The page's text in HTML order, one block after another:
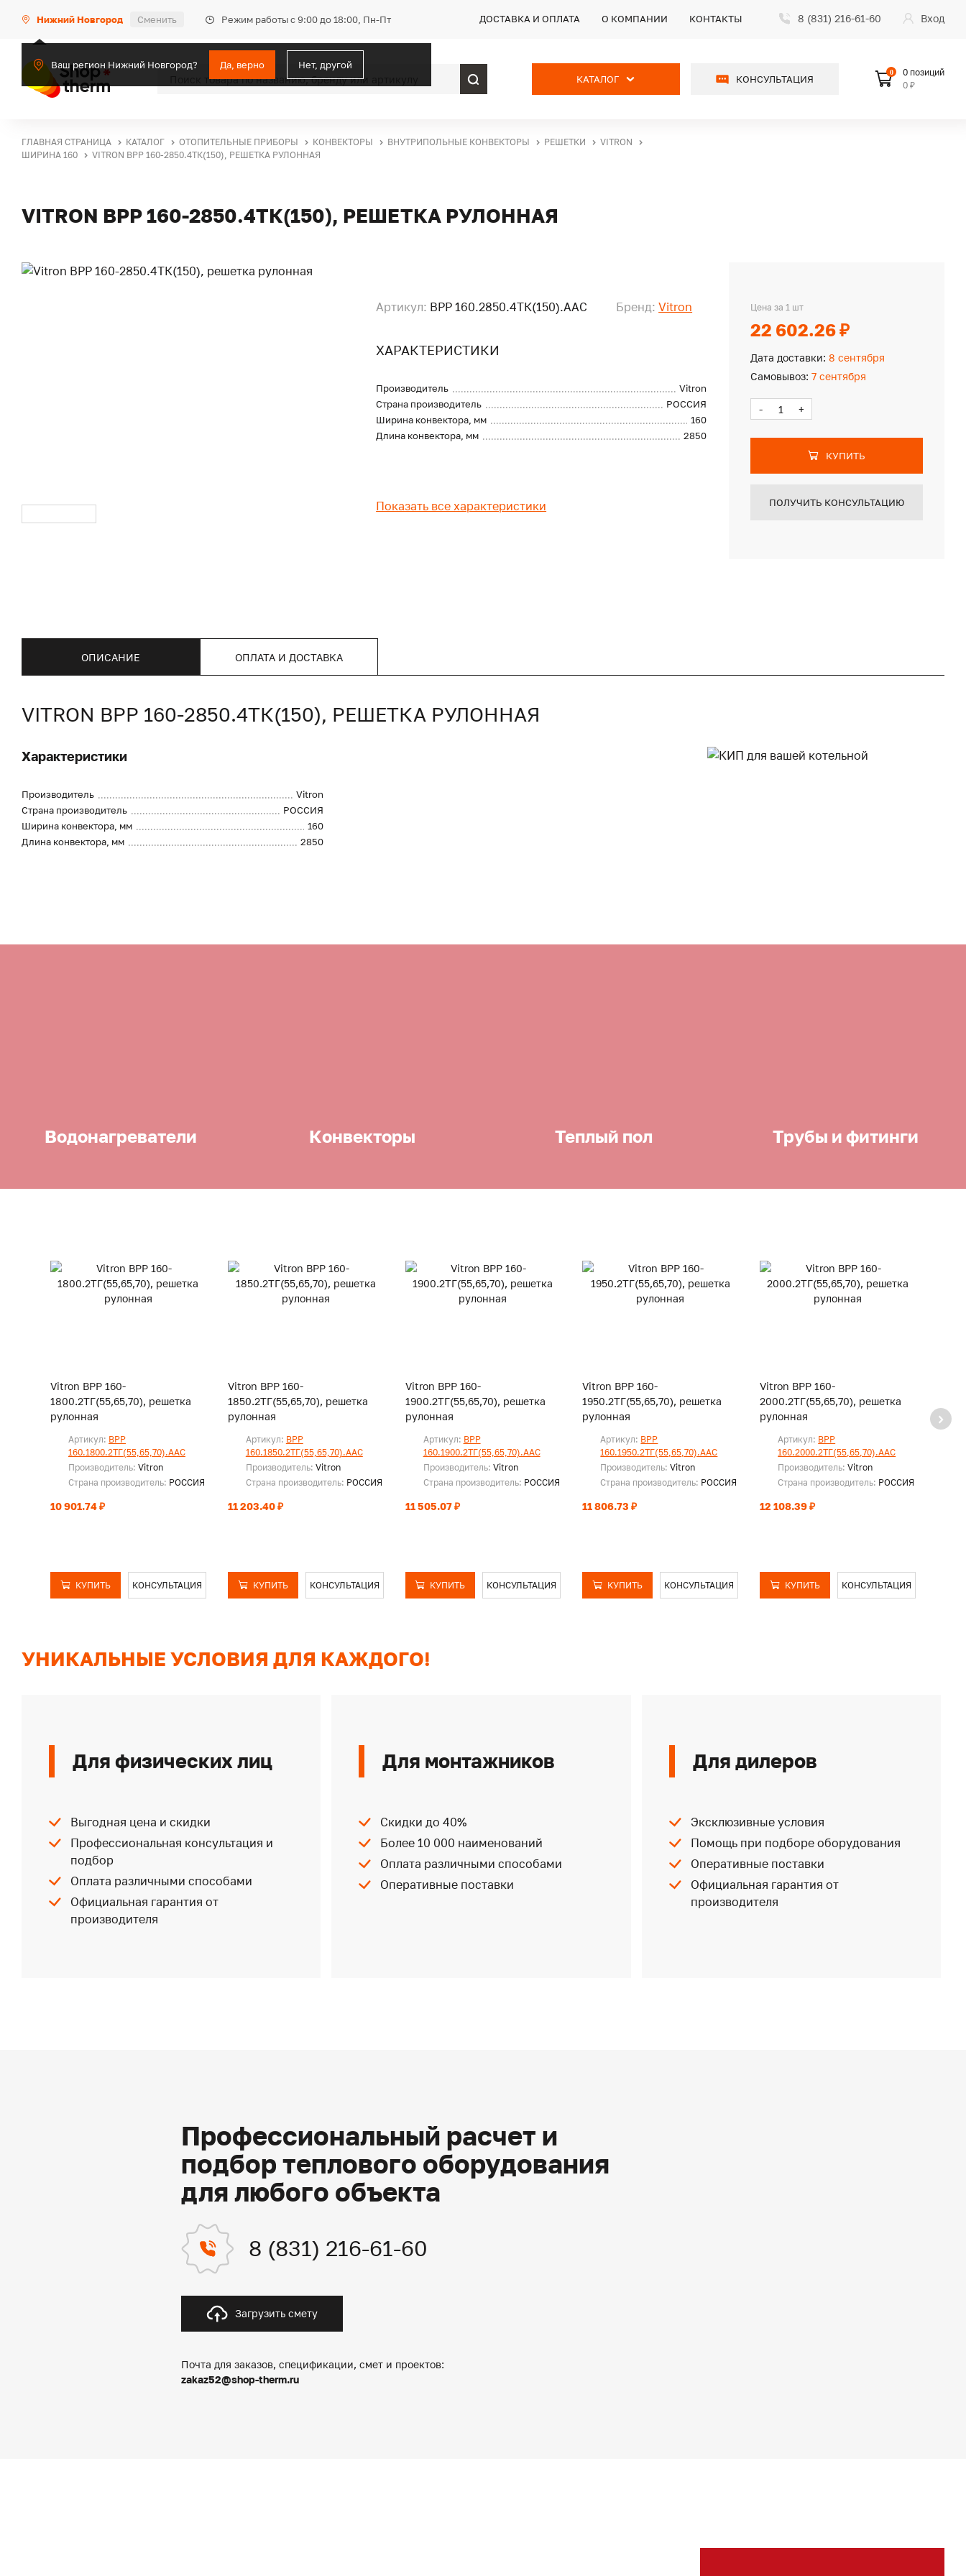
Нижний Новгород Сменить Режим работы с 9:00 до 18:00, Пн-Пт
Ваш регион Нижний Новгород? Да, верно Нет, другой
ДОСТАВКА И ОПЛАТА О КОМПАНИИ КОНТАКТЫ 8 (831) 216-61-60 Вход
КАТАЛОГ КОНСУЛЬТАЦИЯ
0
0 позиций
0 ₽
ГЛАВНАЯ СТРАНИЦА КАТАЛОГ ОТОПИТЕЛЬНЫЕ ПРИБОРЫ КОНВЕКТОРЫ ВНУТРИПОЛЬНЫЕ КОНВЕКТОРЫ РЕШЕТКИ
VITRON
ШИРИНА 160
VITRON ВРР 160-2850.4ТК(150), РЕШЕТКА РУЛОННАЯ
VITRON ВРР 160-2850.4ТК(150), РЕШЕТКА РУЛОННАЯ
Артикул: ВРР 160.2850.4ТК(150).ААС Бренд: Vitron
ХАРАКТЕРИСТИКИ
Производитель
Vitron
Страна производитель
РОССИЯ
Ширина конвектора, мм
160
Длина конвектора, мм
2850
Показать все характеристики
Цена за 1 шт
22 602.26 ₽
Дата доставки: 8 сентября
Самовывоз: 7 сентября
- +
КУПИТЬ
ПОЛУЧИТЬ КОНСУЛЬТАЦИЮ
ОПИСАНИЕ ОПЛАТА И ДОСТАВКА
VITRON ВРР 160-2850.4ТК(150), РЕШЕТКА РУЛОННАЯ
Характеристики
Производитель
Vitron
Страна производитель
РОССИЯ
Ширина конвектора, мм
160
Длина конвектора, мм
2850
Водонагреватели Конвекторы Теплый пол Трубы и фитинги
Vitron ВРР 160-
1800.2ТГ(55,65,70), решетка
рулонная
Артикул: ВРР
160.1800.2ТГ(55,65,70).ААС
Производитель: Vitron
Страна производитель: РОССИЯ
10 901.74 ₽
КУПИТЬ КОНСУЛЬТАЦИЯ
Vitron ВРР 160-
1850.2ТГ(55,65,70), решетка
рулонная
Артикул: ВРР
160.1850.2ТГ(55,65,70).ААС
Производитель: Vitron
Страна производитель: РОССИЯ
11 203.40 ₽
КУПИТЬ КОНСУЛЬТАЦИЯ
Vitron ВРР 160-
1900.2ТГ(55,65,70), решетка
рулонная
Артикул: ВРР
160.1900.2ТГ(55,65,70).ААС
Производитель: Vitron
Страна производитель: РОССИЯ
11 505.07 ₽
КУПИТЬ КОНСУЛЬТАЦИЯ
Vitron ВРР 160-
1950.2ТГ(55,65,70), решетка
рулонная
Артикул: ВРР
160.1950.2ТГ(55,65,70).ААС
Производитель:Vitron
Страна производитель: РОССИЯ
11 806.73 ₽
КУПИТЬ КОНСУЛЬТАЦИЯ
Vitron ВРР 160-
2000.2ТГ(55,65,70), решетка
рулонная
Артикул: ВРР
160.2000.2ТГ(55,65,70).ААС
Производитель:Vitron
Страна производитель: РОССИЯ
12 108.39 ₽
КУПИТЬ КОНСУЛЬТАЦИЯ
УНИКАЛЬНЫЕ УСЛОВИЯ ДЛЯ КАЖДОГО!
Для физических лиц
Выгодная цена и скидки
Профессиональная консультация и
подбор
Оплата различными способами
Официальная гарантия от
производителя
Для монтажников
Скидки до 40%
Более 10 000 наименований
Оплата различными способами
Оперативные поставки
Для дилеров
Эксклюзивные условия
Помощь при подборе оборудования
Оперативные поставки
Официальная гарантия от
производителя
Профессиональный расчет и
подбор теплового оборудования
для любого объекта
8 (831) 216-61-60
Загрузить смету
Почта для заказов, спецификации, смет и проектов:
zakaz52@shop-therm.ru